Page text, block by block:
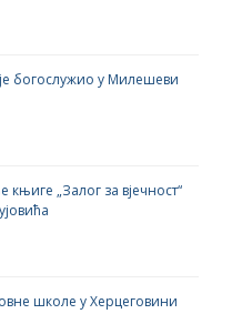
богослужио у Милешеви
„Залог за вјечност“
школе у Херцеговини